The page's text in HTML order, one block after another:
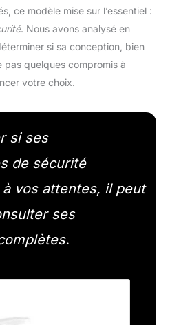
ce modèle mise sur l’essentiel :
. Nous avons analysé en
si sa conception, bien
quelques compromis à
votre choix.
si ses
de sécurité
vos attentes, il peut
ses